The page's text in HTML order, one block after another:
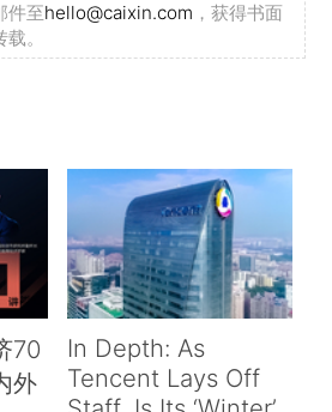
件至hello@caixin.com ，获得书面
。
70
外
In Depth: As
Tencent Lays Off